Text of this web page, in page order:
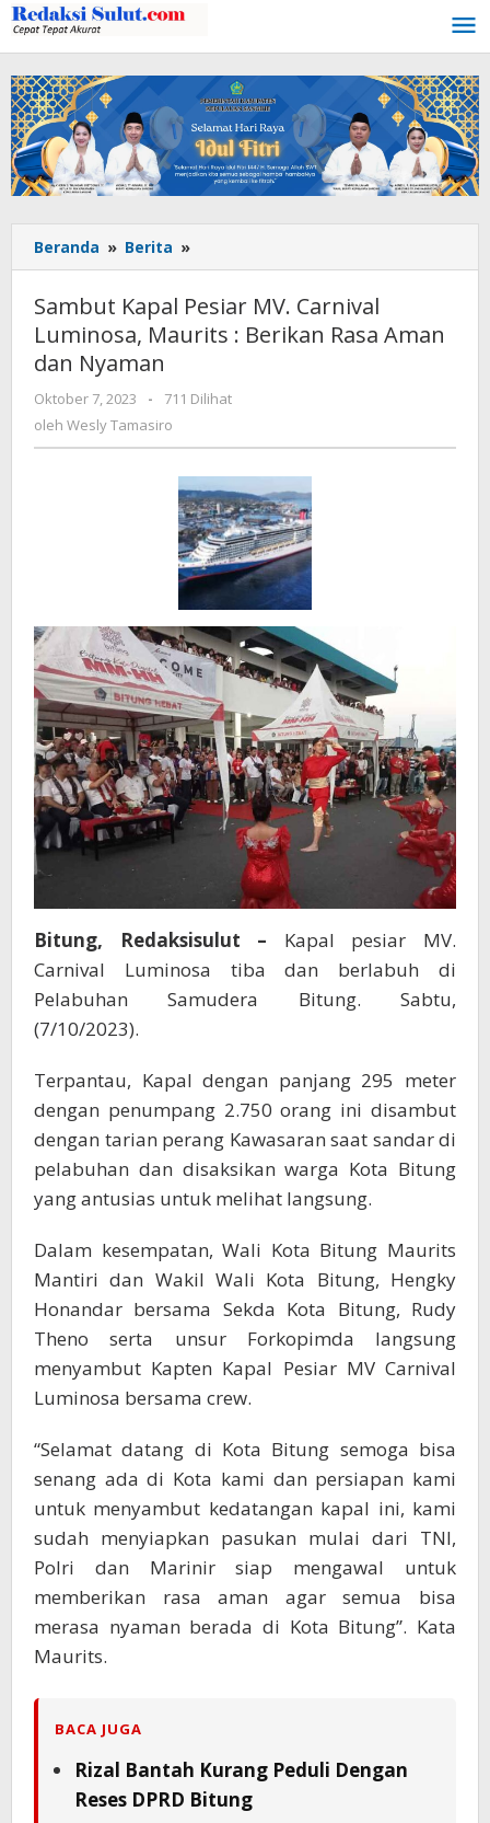
Lewati
ke
konten
Beranda » Berita »
Kapal
MV.
Carnival
:
Rasa
Aman
dan
Nyaman
Sambut Kapal Pesiar MV. Carnival
Luminosa, Maurits : Berikan Rasa Aman
dan Nyaman
Oktober 7, 2023
oleh
Wesly
-
711 Dilihat
oleh Wesly Tamasiro
Bitung, Redaksisulut – Kapal pesiar MV.
Carnival Luminosa tiba dan berlabuh di
Pelabuhan Samudera Bitung. Sabtu,
(7/10/2023).
Terpantau, Kapal dengan panjang 295 meter
dengan penumpang 2.750 orang ini disambut
dengan tarian perang Kawasaran saat sandar di
pelabuhan dan disaksikan warga Kota Bitung
yang antusias untuk melihat langsung.
Dalam kesempatan, Wali Kota Bitung Maurits
Mantiri dan Wakil Wali Kota Bitung, Hengky
Honandar bersama Sekda Kota Bitung, Rudy
Theno serta unsur Forkopimda langsung
menyambut Kapten Kapal Pesiar MV Carnival
Luminosa bersama crew.
“Selamat datang di Kota Bitung semoga bisa
senang ada di Kota kami dan persiapan kami
untuk menyambut kedatangan kapal ini, kami
sudah menyiapkan pasukan mulai dari TNI,
Polri dan Marinir siap mengawal untuk
memberikan rasa aman agar semua bisa
merasa nyaman berada di Kota Bitung”. Kata
Maurits.
BACA JUGA
Rizal Bantah Kurang Peduli Dengan
Reses DPRD Bitung